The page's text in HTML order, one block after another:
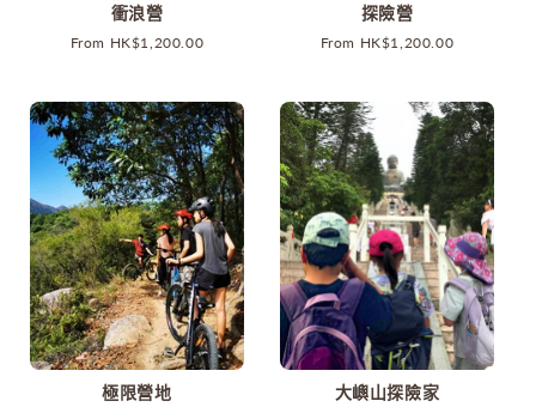
衝浪營
原
From HK$1,200.00
探險營
原
From HK$1,200.00
極限營地 大嶼山探險家